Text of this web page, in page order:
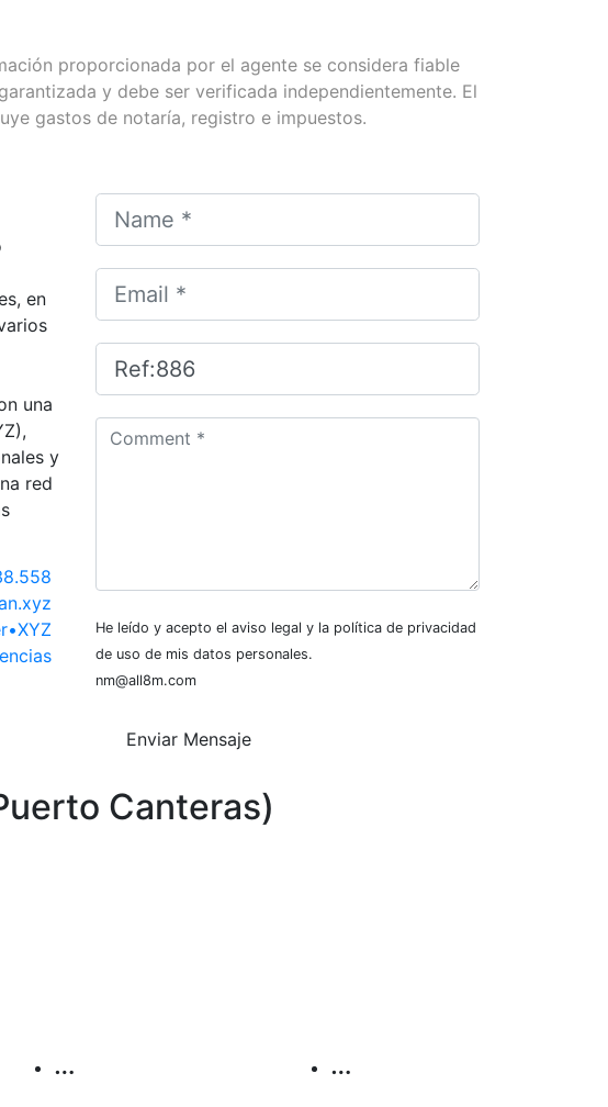
proporcionada por el agente se considera fiable
y debe ser verificada independientemente. El
gastos de notaría, registro e impuestos.
en
una
y
red
He leído y acepto el aviso legal y la política de privacidad
de uso de mis datos personales.
nm@all8m.com
Enviar Mensaje
Canteras)
… …